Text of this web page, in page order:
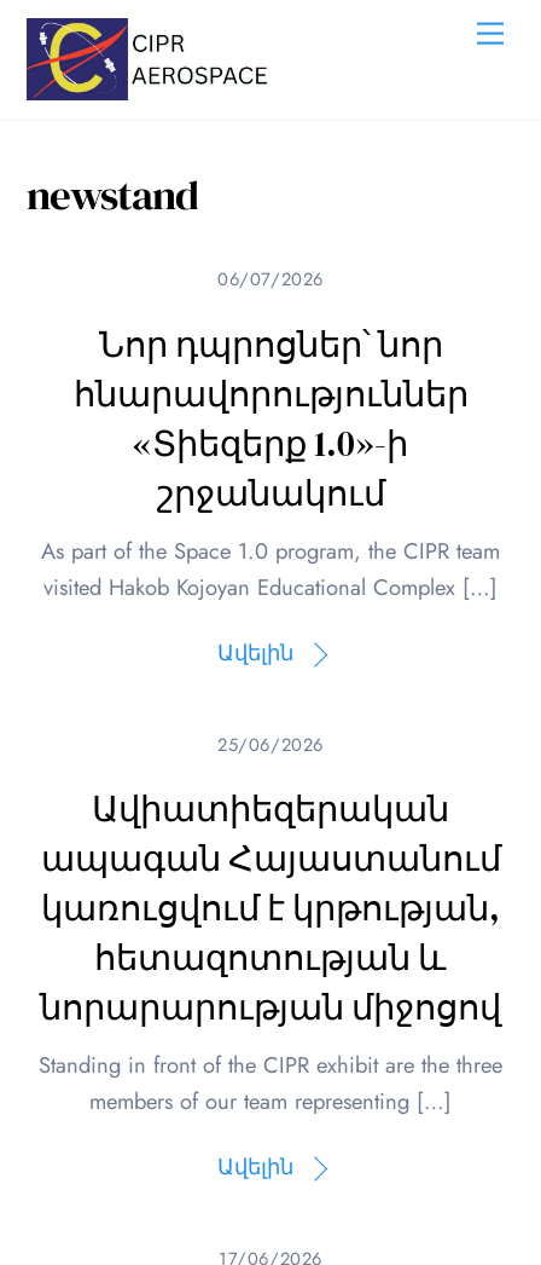
Skip
content
newstand
06/07/2026
Նոր դպրոցներ՝ նոր
հնարավորություններ
«Տիեզերք 1.0»-ի
շրջանակում
As part of the Space 1.0 program, the CIPR team
visited Hakob Kojoyan Educational Complex […]
Ավելին
25/06/2026
Ավիատիեզերական
ապագան Հայաստանում
կառուցվում է կրթության,
հետազոտության և
նորարարության միջոցով
Standing in front of the CIPR exhibit are the three
members of our team representing […]
Ավելին
17/06/2026